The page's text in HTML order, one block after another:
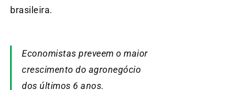
brasileira.
Economistas preveem o maior
crescimento do agronegócio
dos últimos 6 anos.